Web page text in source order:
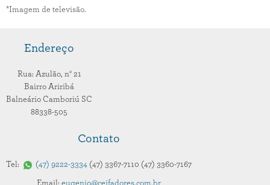
*Imagem de televisão.
Endereço
Rua: Azulão, n° 21
Bairro Ariribá
Balneário Camboriú SC
88338-505
Contato
Tel: 47 9222-3334 47 3367-7110 47 3360-7167
Email: eugenio@ceifadores.com.br